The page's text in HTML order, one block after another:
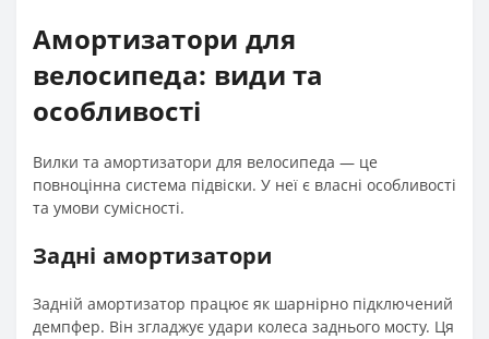
Амортизатори для
велосипеда: види та
особливості
Вилки та амортизатори для велосипеда — це
повноцінна система підвіски. У неї є власні особливості
та умови сумісності.
Задні амортизатори
Задній амортизатор працює як шарнірно підключений
демпфер. Він згладжує удари колеса заднього мосту. Ця